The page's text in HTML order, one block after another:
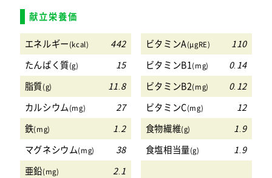
献立栄養価
エネルギー(kcal) 442 ビタミンA(μgRE)
110
たんぱく質(g) 15 ビタミンB1(mg)
0.14
脂質(g) 11.8 ビタミンB2(mg)
0.12
カルシウム(mg) 27 ビタミンC(mg)
12
鉄(mg) 1.2 食物繊維(g)
1.9
マグネシウム(mg) 38 食塩相当量(g)
1.9
亜鉛(mg) 2.1